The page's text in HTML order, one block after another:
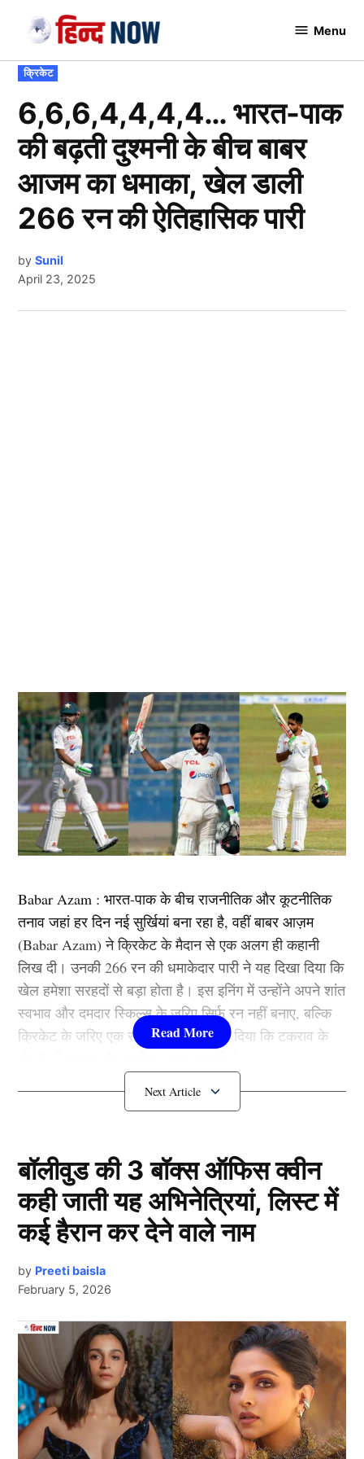
content
Menu
POSTED
IN
क्रिकेट
6,6,6,4,4,4,4… भारत-पाक
की बढ़ती दुश्मनी के बीच बाबर
आजम का धमाका, खेल डाली
266 रन की ऐतिहासिक पारी
by Sunil
April 23, 2025
Babar Azam : भारत-पाक के बीच राजनीतिक और कूटनीतिक
तनाव जहां हर दिन नई सुर्खियां बना रहा है, वहीं बाबर आज़म
(Babar Azam) ने क्रिकेट के मैदान से एक अलग ही कहानी
लिख दी। उनकी 266 रन की धमाकेदार पारी ने यह दिखा दिया कि
खेल हमेशा सरहदों से बड़ा होता है। इस इनिंग में उन्होंने अपने शांत
स्वभाव और दमदार स्किल्स के जरिए सिर्फ रन नहीं बनाए, बल्कि
क्रिकेट के जरिए एक सकारात्मक संदेश भी दिया कि टकराव के
बाबर आज़म (Babar Azam) ने मैदान के हर कोने में शॉट्स बिखेरे
यह पारी ना सिर्फ टीम के लिए संजीवनी बनी, बल्कि उनके करियर
के सुनहरे पन्नों में भी दर्ज हो गई।
मैच की पहली पारी में Babar Azam हुए
फ्लॉप
Next Article
बॉलीवुड की 3 बॉक्स ऑफिस क्वीन
कही जाती यह अभिनेत्रियां, लिस्ट में
कई हैरान कर देने वाले नाम
by Preeti baisla
February 5, 2026